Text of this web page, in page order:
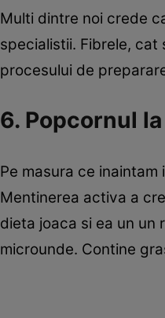
Multi dintre noi crede
specialistii. Fibrele,
procesului de
6. Popcornul
Pe masura ce
Mentinerea activa a
dieta joaca si ea un
microunde. Contine